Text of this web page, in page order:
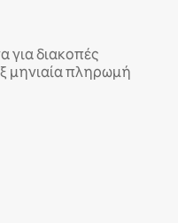
για διακοπές
μηνιαία πληρωμή